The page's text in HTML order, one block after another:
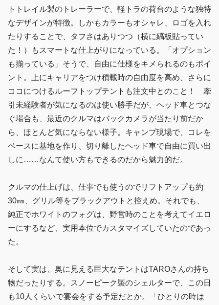
トトレイル製のトレーラーで、軽トラの荷台のような独特
なデザインが特徴。しかもカラーもオシャレ、ロゴを入れ
たりすることで、タフさはありつつ（横に縞板貼ってい
た！）もスマートな仕上がりになっている。「オプション
も揃っている」そうで、自由に仕様をキメられるのもポイ
ント。上にキャリアをつけ積載時の自由度を高め、さらに
ココにつけるルーフトップテントも注文中とのこと！ 牽
引未経験者が気になるのは使い勝手だが、ヘッド車とつな
ぐ場合も、最近のクルマはバックカメラが当たり前だか
ら、ほとんど気にならない様子。キャンプ現場で、コレを
ベースに基地を作り、切り離したヘッド車で自由に買い出
しに……なんて使い方もできるのだから魅力的だ。
クルマの仕上げは、仕事でも使うのでリフトアップも約
30㎜、グリル等をブラックアウトと控えめ。それでも、
純正でホワイトのフォグは、野営時のことを考えてイエロ
ーにするなど、実用本位でカスタマイズしていたのであっ
た。
そして実は、奥に見える巨大なテントはTAROさんの持ち
物だったりする。スノーピーク製のシェルターで、この日
も10人くらいで宴会をする予定だとか。「ひとりの時は